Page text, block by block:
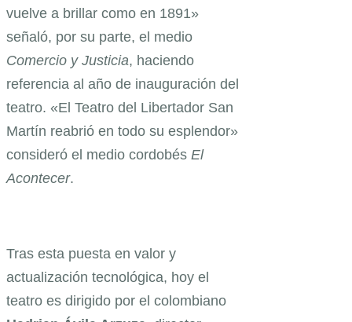
vuelve a brillar como en 1891»
señaló, por su parte, el medio
Comercio y Justicia, haciendo
referencia al año de inauguración del
teatro. «El Teatro del Libertador San
Martín reabrió en todo su esplendor»
consideró el medio cordobés El
Acontecer.
Tras esta puesta en valor y
actualización tecnológica, hoy el
teatro es dirigido por el colombiano